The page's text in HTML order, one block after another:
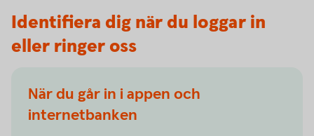
Identifiera dig när du loggar in
eller ringer oss
När du går in i appen och
internetbanken